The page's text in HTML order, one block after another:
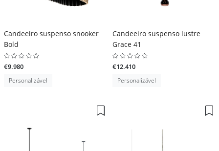
Candeeiro suspenso snooker
Bold
€9.980
Personalizável
Candeeiro suspenso lustre
Grace 41
€12.410
Personalizável